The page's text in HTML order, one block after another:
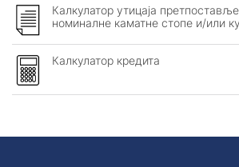
Калкулатор утицаја
номиналне каматне стопе и/или
Калкулатор кредита